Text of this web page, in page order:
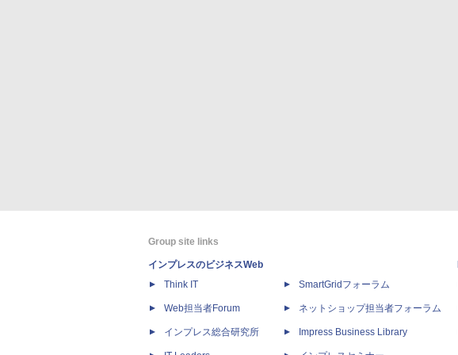
Group site links
インプレスのビジネスWeb
Think IT
Web担当者Forum
インプレス総合研究所
SmartGridフォーラム
ネットショップ担当者フォーラム
Impress Business Library